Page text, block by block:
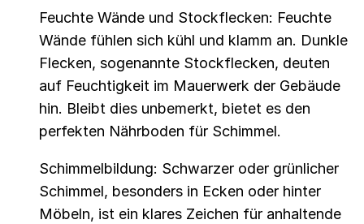
Feuchte Wände und Stockflecken: Feuchte
Wände fühlen sich kühl und klamm an. Dunkle
Flecken, sogenannte Stockflecken, deuten
auf Feuchtigkeit im Mauerwerk der Gebäude
hin. Bleibt dies unbemerkt, bietet es den
perfekten Nährboden für Schimmel.
Schimmelbildung: Schwarzer oder grünlicher
Schimmel, besonders in Ecken oder hinter
Möbeln, ist ein klares Zeichen für anhaltende